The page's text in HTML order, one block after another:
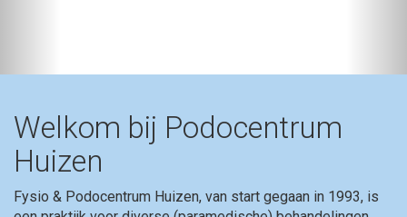
Welkom bij Podocentrum
Huizen
Fysio & Podocentrum Huizen, van start gegaan in 1993, is